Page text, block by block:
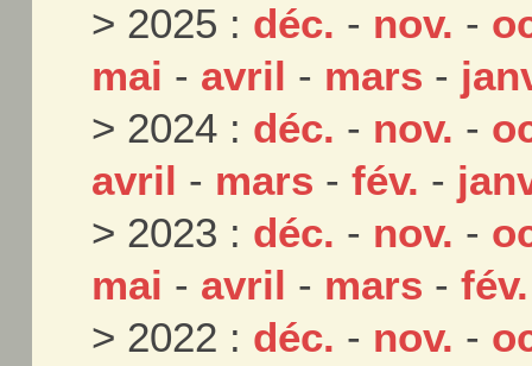
> 2025 : déc. - nov. -
mai - avril - mars -
> 2024 : déc. - nov. -
avril - mars -fév. -
> 2023 : déc. - nov. -
mai - avril - mars -fév.
> 2022 : déc. - nov. -